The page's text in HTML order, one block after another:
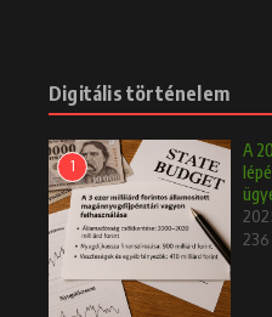
Digitális történelem
1
A